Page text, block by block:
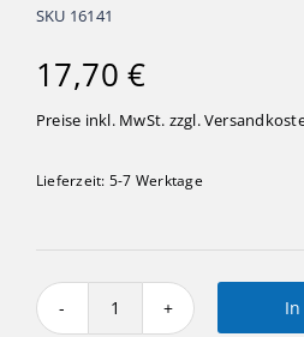
SKU 16141
17,70€
Preise inkl. MwSt. zzgl.
Lieferzeit: 5-7 Werktage